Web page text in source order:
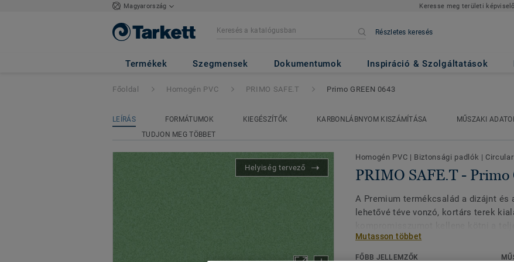
Magyarország Keresse meg területi
Részletes keresés
Termékek Szegmensek Dokumentumok Inspiráció & Szolgáltatások
PRIMO SAFE.T - Primo GREEN 0643
Főoldal Homogén PVC PRIMO SAFE.T Primo GREEN 0643
LEÍRÁS FORMÁTUMOK KIEGÉSZÍTŐK KARBONLÁBNYOM KISZÁMÍTÁSA MŰSZAKI
TUDJON MEG TÖBBET
Helyiség tervező
Homogén PVC | Biztonsági padlók |
PRIMO SAFE.T - Primo
A Premium termékcsalád a dizájnt
lehetővé téve vonzó, kortárs terek
Multifunkcionális megoldásaink, a
kifejezetten bizonyos biztonsági és
Mutasson többet
FŐBB JELLEMZŐK